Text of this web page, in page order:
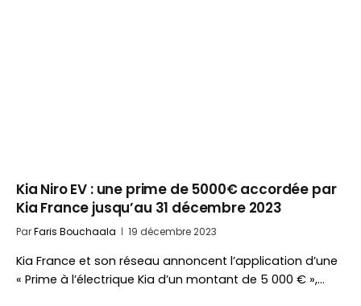
Kia Niro EV : une prime de 5000€ accordée par
Kia France jusqu’au 31 décembre 2023
ParFaris Bouchaala 19 décembre 2023
Kia France et son réseau annoncent l’application d’une
« Prime à l’électrique Kia d’un montant de 5 000 € »,…